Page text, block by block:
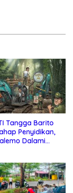
Tangga Barito
Penyidikan,
Dalami